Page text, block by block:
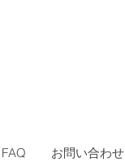
FAQ お問い合わせ